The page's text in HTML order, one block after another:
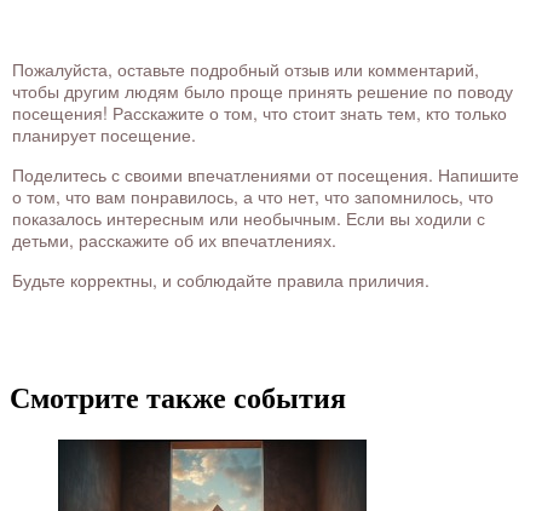
Пожалуйста, оставьте подробный отзыв или комментарий,
чтобы другим людям было проще принять решение по поводу
посещения! Расскажите о том, что стоит знать тем, кто только
планирует посещение.
Поделитесь с своими впечатлениями от посещения. Напишите
о том, что вам понравилось, а что нет, что запомнилось, что
показалось интересным или необычным. Если вы ходили с
детьми, расскажите об их впечатлениях.
Будьте корректны, и соблюдайте правила приличия.
Смотрите также события